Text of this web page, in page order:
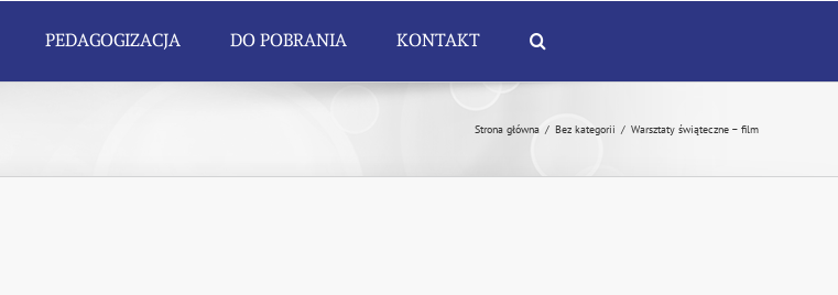
PEDAGOGIZACJA DO POBRANIA KONTAKT
Strona główna / Bez kategorii / Warsztaty świąteczne – film